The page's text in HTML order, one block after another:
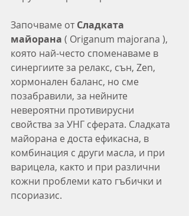
Започваме от Сладката
майорана ( Origanum majorana ),
която най-често споменаваме в
синергиите за релакс, сън, Zen,
хормонален баланс, но сме
позабравили, за нейните
невероятни противирусни
свойства за УНГ сферата. Сладката
майорана е доста ефикасна, в
комбинация с други масла, и при
варицела, както и при различни
кожни проблеми като гъбички и
псориазис.